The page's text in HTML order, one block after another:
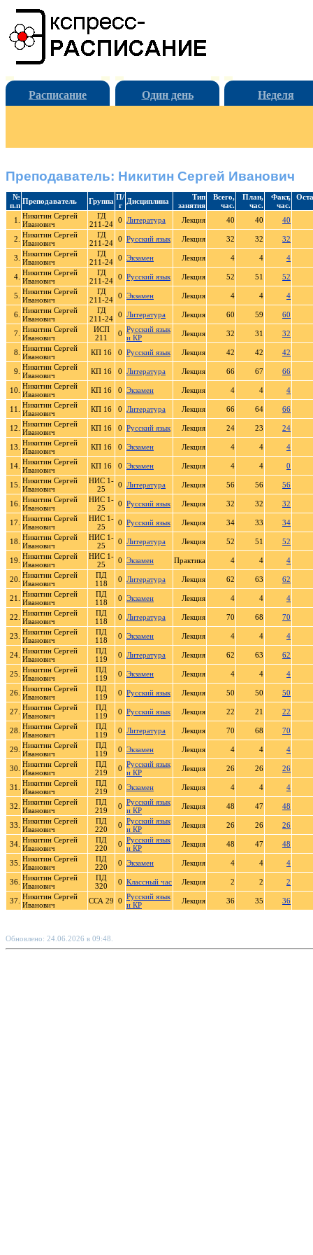
Расписание Один день Неделя
Преподаватель: Никитин Сергей Иванович
№
п.п Преподаватель Группа П/
г
Дисциплина
Тип
занятия
Всего,
час.
План,
час.
Факт,
час.
1.
Никитин Сергей
Иванович
ГД
211-24 0 Литература Лекция 40 40 40
2. Никитин Сергей
Иванович
ГД
211-24 0 Русский язык Лекция 32 32 32
3. Никитин Сергей
Иванович
ГД
211-24 0 Экзамен Лекция 4 4 4
4. Никитин Сергей
Иванович
ГД
211-24 0 Русский язык Лекция 52 51 52
5. Никитин Сергей
Иванович
ГД
211-24 0 Экзамен Лекция 4 4 4
6. Никитин Сергей
Иванович
ГД
211-24 0 Литература Лекция 60 59 60
7. Никитин Сергей
Иванович
ИСП
211
0 Русский язык
и КР
Лекция 32 31 32
8. Никитин Сергей
Иванович
КП 16 0 Русский язык Лекция 42 42 42
9. Никитин Сергей
Иванович
КП 16 0 Литература Лекция 66 67 66
10. Никитин Сергей
Иванович
КП 16 0 Экзамен Лекция 4 4 4
11.
Никитин Сергей
Иванович
КП 16 0 Литература Лекция 66 64 66
12. Никитин Сергей
Иванович
КП 16 0 Русский язык Лекция 24 23 24
13. Никитин Сергей
Иванович
КП 16 0 Экзамен Лекция 4 4 4
14. Никитин Сергей
Иванович
КП 16 0 Экзамен Лекция 4 4 0
15. Никитин Сергей
Иванович
НИС 1-
25
0 Литература Лекция 56 56 56
16. Никитин Сергей
Иванович
НИС 1-
25
0 Русский язык Лекция 32 32 32
17. Никитин Сергей
Иванович
НИС 1-
25
0 Русский язык Лекция 34 33 34
18. Никитин Сергей
Иванович
НИС 1-
25
0 Литература Лекция 52 51 52
19. Никитин Сергей
Иванович
НИС 1-
25
0 Экзамен Практика 4 4 4
20. Никитин Сергей
Иванович
ПД
118
0 Литература Лекция 62 63 62
21.
Никитин Сергей
Иванович
ПД
118
0 Экзамен Лекция 4 4 4
22. Никитин Сергей
Иванович
ПД
118
0 Литература Лекция 70 68 70
23. Никитин Сергей
Иванович
ПД
118
0 Экзамен Лекция 4 4 4
24. Никитин Сергей
Иванович
ПД
119
0 Литература Лекция 62 63 62
25. Никитин Сергей
Иванович
ПД
119
0 Экзамен Лекция 4 4 4
26. Никитин Сергей
Иванович
ПД
119
0 Русский язык Лекция 50 50 50
27. Никитин Сергей
Иванович
ПД
119
0 Русский язык Лекция 22 21 22
28. Никитин Сергей
Иванович
ПД
119
0 Литература Лекция 70 68 70
29. Никитин Сергей
Иванович
ПД
119
0 Экзамен Лекция 4 4 4
30. Никитин Сергей
Иванович
ПД
219
0 Русский язык
и КР
Лекция 26 26 26
31.
Никитин Сергей
Иванович
ПД
219
0 Экзамен Лекция 4 4 4
32. Никитин Сергей
Иванович
ПД
219
0 Русский язык
и КР
Лекция 48 47 48
33. Никитин Сергей
Иванович
ПД
220
0 Русский язык
и КР
Лекция 26 26 26
34. Никитин Сергей
Иванович
ПД
220
0 Русский язык
и КР
Лекция 48 47 48
35. Никитин Сергей
Иванович
ПД
220
0 Экзамен Лекция 4 4 4
36. Никитин Сергей
Иванович
ПД
320
0 Классный час Лекция 2 2 2
37. Никитин Сергей
Иванович
ССА 29 0 Русский язык
и КР
Лекция 36 35 36
Обновлено: 24.06.2026 в 09:48.